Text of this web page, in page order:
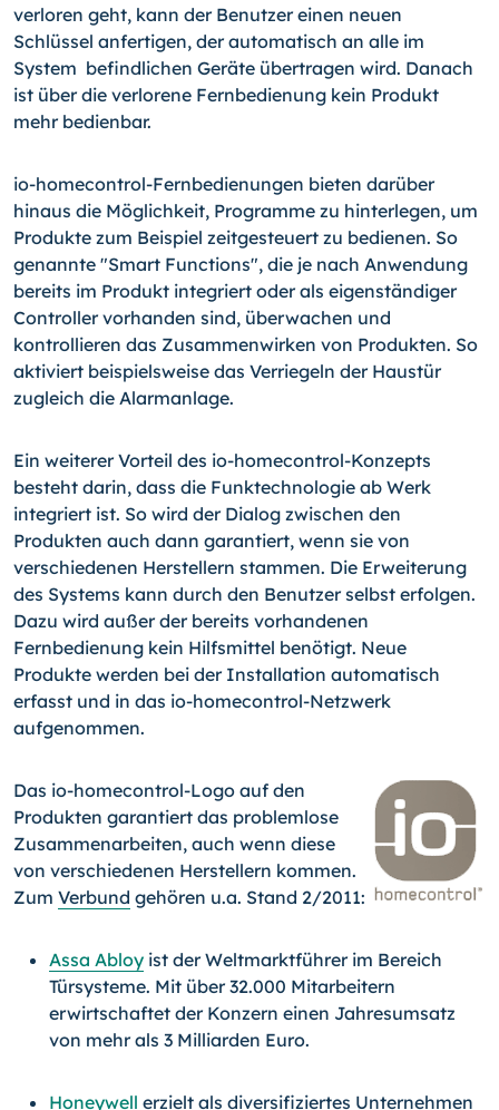
verloren geht, kann der Benutzer einen neuen
Schlüssel anfertigen, der automatisch an alle im
System befindlichen Geräte übertragen wird. Danach
ist über die verlorene Fernbedienung kein Produkt
mehr bedienbar.
io-homecontrol-Fernbedienungen bieten darüber
hinaus die Möglichkeit, Programme zu hinterlegen, um
Produkte zum Beispiel zeitgesteuert zu bedienen. So
genannte "Smart Functions", die je nach Anwendung
bereits im Produkt integriert oder als eigenständiger
Controller vorhanden sind, überwachen und
kontrollieren das Zusammenwirken von Produkten. So
aktiviert beispielsweise das Verriegeln der Haustür
zugleich die Alarmanlage.
Ein weiterer Vorteil des io-homecontrol-Konzepts
besteht darin, dass die Funktechnologie ab Werk
integriert ist. So wird der Dialog zwischen den
Produkten auch dann garantiert, wenn sie von
verschiedenen Herstellern stammen. Die Erweiterung
des Systems kann durch den Benutzer selbst erfolgen.
Dazu wird außer der bereits vorhandenen
Fernbedienung kein Hilfsmittel benötigt. Neue
Produkte werden bei der Installation automatisch
erfasst und in das io-homecontrol-Netzwerk
aufgenommen.
Das io-homecontrol-Logo auf den
Produkten garantiert das problemlose
Zusammenarbeiten, auch wenn diese
von verschiedenen Herstellern kommen.
Zum Verbund gehören u.a. Stand 2/2011:
Assa Abloy ist der Weltmarktführer im Bereich
Türsysteme. Mit über 32.000 Mitarbeitern
erwirtschaftet der Konzern einen Jahresumsatz
von mehr als 3 Milliarden Euro.
Honeywell erzielt als diversifiziertes Unternehmen